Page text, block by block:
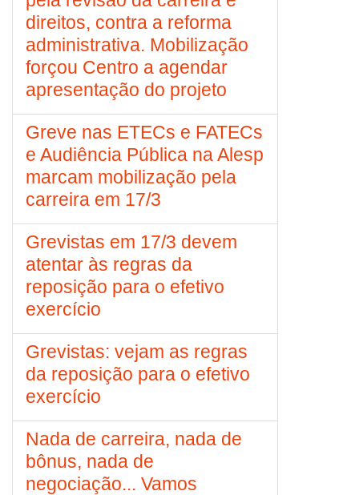
direitos, contra a reforma
administrativa. Mobilização
forçou Centro a agendar
apresentação do projeto
Greve nas ETECs e FATECs
e Audiência Pública na Alesp
marcam mobilização pela
carreira em 17/3
Grevistas em 17/3 devem
atentar às regras da
reposição para o efetivo
exercício
Grevistas: vejam as regras
da reposição para o efetivo
exercício
Nada de carreira, nada de
bônus, nada de
negociação... Vamos